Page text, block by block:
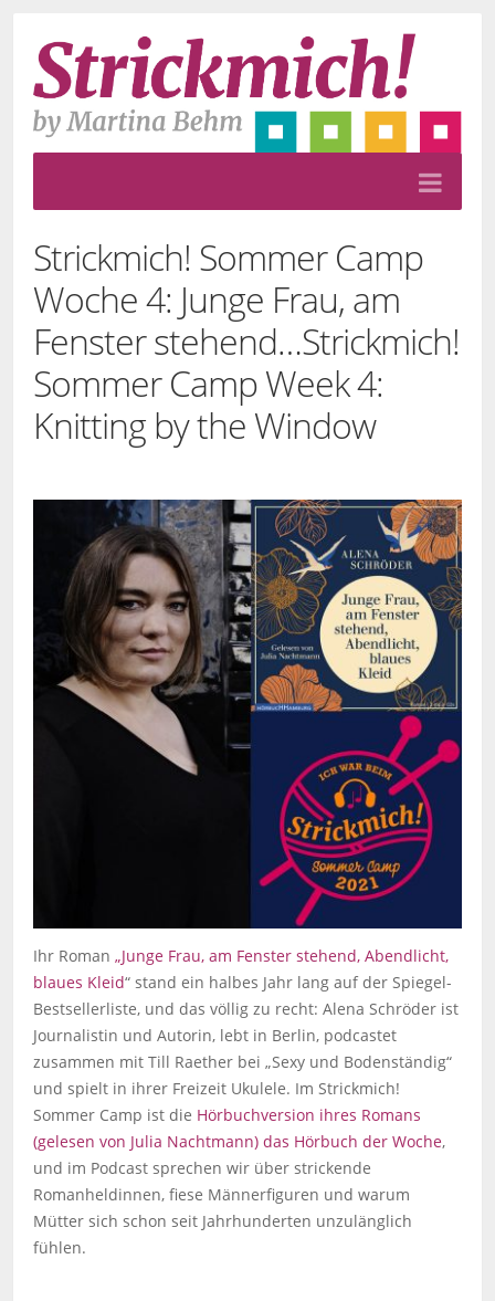
Strickmich! Sommer Camp
Woche 4: Junge Frau, am
Fenster stehend…Strickmich!
Sommer Camp Week 4:
Knitting by the Window
Ihr Roman „Junge Frau, am Fenster stehend, Abendlicht,
blaues Kleid“ stand ein halbes Jahr lang auf der Spiegel-
Bestsellerliste, und das völlig zu recht: Alena Schröder ist
Journalistin und Autorin, lebt in Berlin, podcastet
zusammen mit Till Raether bei „Sexy und Bodenständig“
und spielt in ihrer Freizeit Ukulele. Im Strickmich!
Sommer Camp ist die Hörbuchversion ihres Romans
(gelesen von Julia Nachtmann) das Hörbuch der Woche,
und im Podcast sprechen wir über strickende
Romanheldinnen, fiese Männerfiguren und warum
Mütter sich schon seit Jahrhunderten unzulänglich
fühlen.